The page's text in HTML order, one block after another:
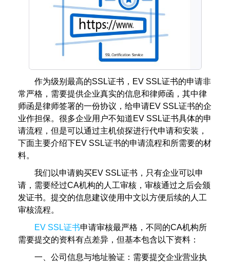
作为级别最高的SSL证书，EV SSL证书的申请非
常严格，需要提供企业真实的信息和律师函，其中律
师函是律师签署的一份协议，给申请EV SSL证书的企
业作担保。很多企业用户不知道EV SSL证书具体的申
请流程，但是可以通过主机侦探进行代申请和安装，
下面主要介绍下EV SSL证书的申请流程和所需要的材
料。
我们以申请购买EV SSL证书，只有企业可以申
请，需要经过CA机构的人工审核，审核通过之后会颁
发证书。提交的信息建议使用中文以方便后续的人工
审核流程。
EV SSL证书申请审核最严格，不同的CA机构所
需要提交的资料有点差异，但基本包含以下资料：
一、公司信息与地址验证：需要提交企业营业执